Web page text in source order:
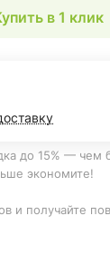
в 1 клик
до 15% — чем
экономите!
и получайте